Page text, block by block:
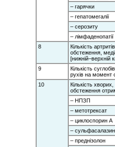
– гарячки
– гепатомегалії
– серозиту
– лімфаденопатії
8
Кількість
обстеження,
[нижній–верхній
9
Кількість
рухів на момент
10
Кількість
обстеження
– НПЗП
– метотрексат
– циклоспорин А
– сульфасалазин
– преднізолон